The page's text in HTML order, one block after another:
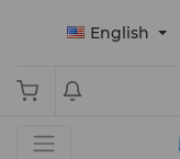
English